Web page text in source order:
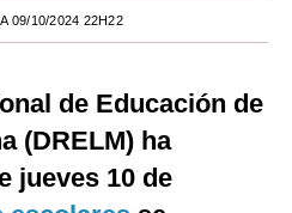
09/10/2024 22H22
de Educación de
(DRELM) ha
jueves 10 de